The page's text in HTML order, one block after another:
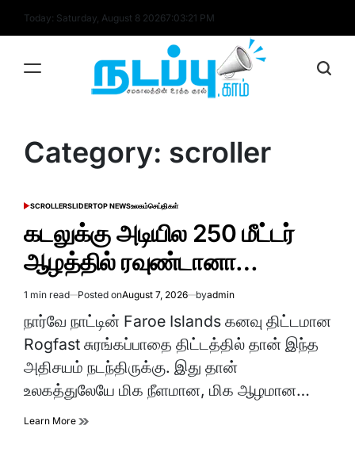
Today: Saturday, August 8 20267:03:22 PM
Category: scroller
POSTED
SCROLLERSLIDERTOP NEWSஉலகம்செய்திகள்
கடலுக்கு அடியில 250 மீட்டர்
ஆழத்தில் ரவுண்டானா…
Estimated
read
time
1 min read Posted onAugust 7, 2026 byadmin
நார்வே நாட்டின் Faroe Islands கனவு திட்டமான
Rogfast சுரங்கப்பாதை திட்டத்தில் தான் இந்த
அதிசயம் நடந்திருக்கு. இது தான்
உலகத்துலேயே மிக நீளமான, மிக ஆழமான…
Learn More